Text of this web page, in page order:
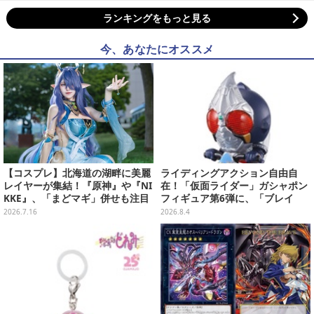
ランキングをもっと見る
今、あなたにオススメ
【コスプレ】北海道の湖畔に美麗
レイヤーが集結！『原神』や『NI
KKE』、「まどマギ」併せも注目
の美女たち11選【写真51枚】
2026.7.16
ライディングアクション自由自
在！「仮面ライダー」ガシャポン
フィギュア第6弾に、「ブレイ
ド」「フォーゼ」など全4種
2026.8.4